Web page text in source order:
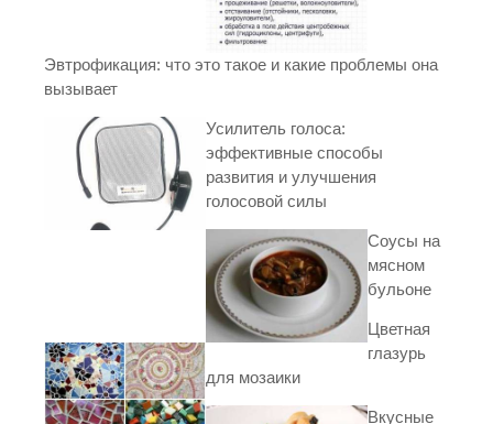
Эвтрофикация: что это такое и какие проблемы она
вызывает
Усилитель голоса:
эффективные способы
развития и улучшения
голосовой силы
Соусы на
мясном
бульоне
Цветная
глазурь
для мозаики
Вкусные